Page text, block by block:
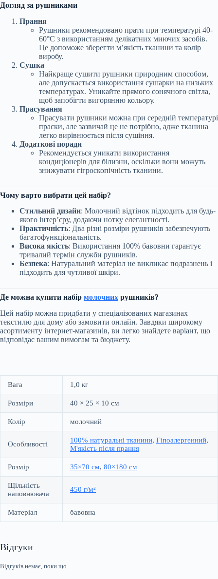
Догляд за рушниками
Прання
Рушники рекомендовано прати при температурі 40-
60°C з використанням делікатних миючих засобів.
Це допоможе зберегти м’якість тканини та колір
виробу.
Сушка
Найкраще сушити рушники природним способом,
але допускається використання сушарки на низьких
температурах. Уникайте прямого сонячного світла,
щоб запобігти вигорянню кольору.
Прасування
Прасувати рушники можна при середній температурі
праски, але зазвичай це не потрібно, адже тканина
легко вирівнюється після сушіння.
Додаткові поради
Рекомендується уникати використання
кондиціонерів для білизни, оскільки вони можуть
знижувати гігроскопічність тканини.
Чому варто вибрати цей набір?
Стильний дизайн: Молочний відтінок підходить для будь-
якого інтер’єру, додаючи нотку елегантності.
Практичність: Два різні розміри рушників забезпечують
багатофункціональність.
Висока якість: Використання 100% бавовни гарантує
тривалий термін служби рушників.
Безпека: Натуральний матеріал не викликає подразнень і
підходить для чутливої шкіри.
Де можна купити набір молочних рушників?
Цей набір можна придбати у спеціалізованих магазинах
текстилю для дому або замовити онлайн. Завдяки широкому
асортименту інтернет-магазинів, ви легко знайдете варіант, що
відповідає вашим вимогам та бюджету.
Вага 1,0 кг
Розміри 40 × 25 × 10 см
Колір молочний
Особливості 100% натуральні тканини, Гіпоалергенний,
М'якість після прання
Розмір 35×70 см, 80×180 см
Щільність
наповнювача
450 г/м²
Матеріал бавовна
Відгуки
Відгуків немає, поки що.